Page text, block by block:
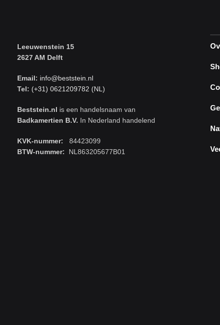
Leeuwenstein 15
2627 AM Delft
Email: info@beststein.nl
Tel: (+31) 0621209782 (NL)
Beststein.nl is een handelsnaam van
Badkamertien B.V. In Nederland handelend
KVK-nummer: 84423099
BTW-nummer: NL863205677B01